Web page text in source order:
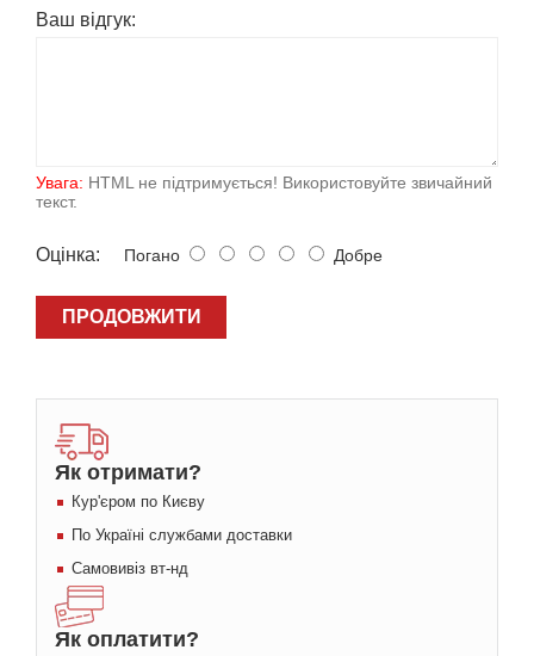
Ваш вiдгук:
Увага: HTML не підтримується! Використовуйте звичайний
текст.
Оцiнка: Погано Добре
ПРОДОВЖИТИ
Як отримати?
Кур'єром по Києву
По Україні службами доставки
Самовивіз вт-нд
Як оплатити?